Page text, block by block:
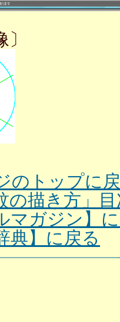
のトップに
の描き方」
マガジン】
典】に戻る